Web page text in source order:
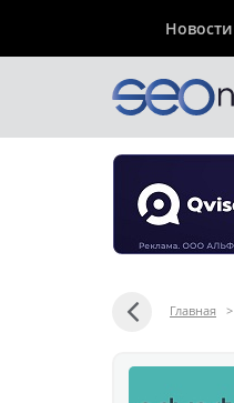
Новости
Главная >